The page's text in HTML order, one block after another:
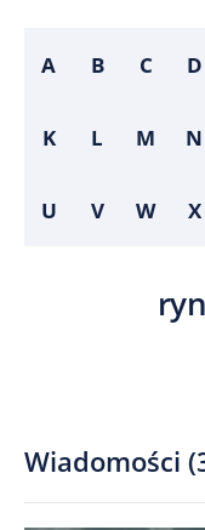
A B C D
K L M N
U V W X
Wiadomości (